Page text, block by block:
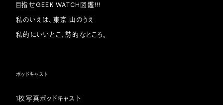
目指せGEEK WATCH図鑑!!!
私のいえは、東京 山のうえ
私的にいいとこ、詩的なところ。
ポッドキャスト
1枚写真ポッドキャスト